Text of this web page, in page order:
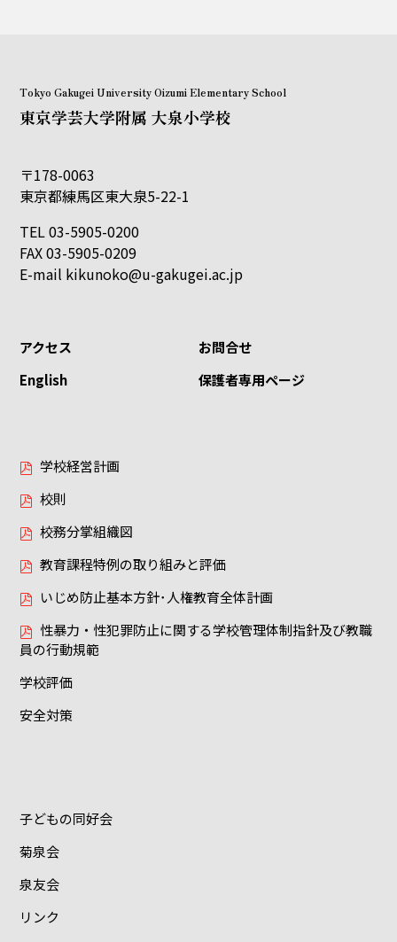
Tokyo Gakugei University Oizumi Elementary School
東京学芸大学附属 大泉小学校
〒178-0063
東京都練馬区東大泉5-22-1
TEL 03-5905-0200
FAX 03-5905-0209
E-mail kikunoko@u-gakugei.ac.jp
アクセス
お問合せ
English
保護者専用ページ
学校経営計画
校則
校務分掌組織図
教育課程特例の取り組みと評価
いじめ防止基本方針･人権教育全体計画
性暴力・性犯罪防止に関する学校管理体制指針及び教職
員の行動規範
学校評価
安全対策
子どもの同好会
菊泉会
泉友会
リンク